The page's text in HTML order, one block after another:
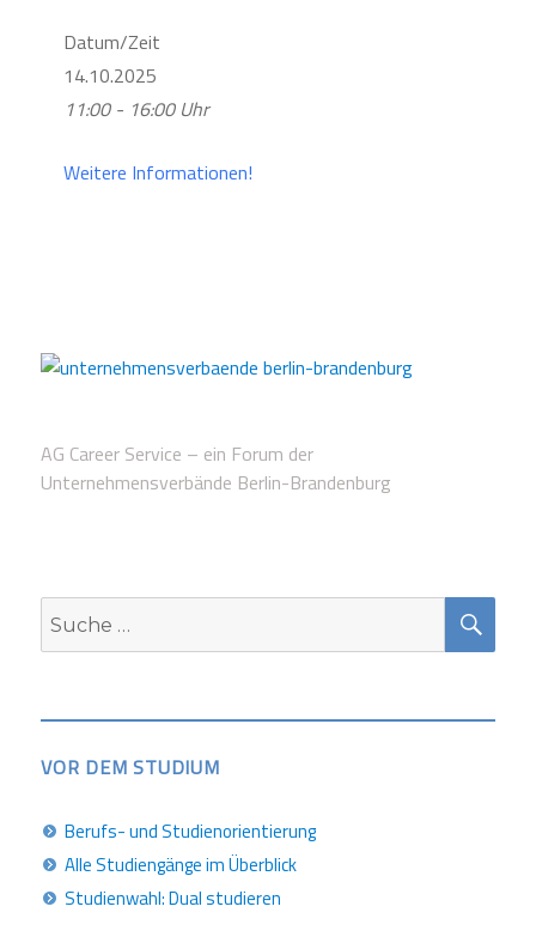
Datum/Zeit
14.10.2025
11:00 - 16:00 Uhr
Weitere Informationen!
AG Career Service – ein Forum der
Unternehmensverbände Berlin-Brandenburg
Suche
nach:
VOR DEM STUDIUM
Berufs- und Studienorientierung
Alle Studiengänge im Überblick
Studienwahl: Dual studieren